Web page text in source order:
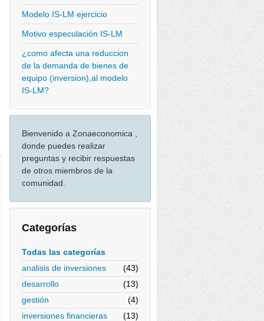
Modelo IS-LM ejercicio
Motivo especulación IS-LM
¿como afecta una reduccion
de la demanda de bienes de
equipo (inversion),al modelo
IS-LM?
Bienvenido a Zonaeconomica ,
donde puedes realizar
preguntas y recibir respuestas
de otros miembros de la
comunidad.
Categorías
Todas las categorías
analisis de inversiones
(43)
desarrollo
(13)
gestión
(4)
inversiones financieras
(13)